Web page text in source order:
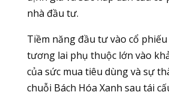
nhà đầu tư.
Tiềm năng đầu tư vào cổ
tương lai phụ thuộc lớn vào
của sức mua tiêu dùng và sự
chuỗi Bách Hóa Xanh sau tái